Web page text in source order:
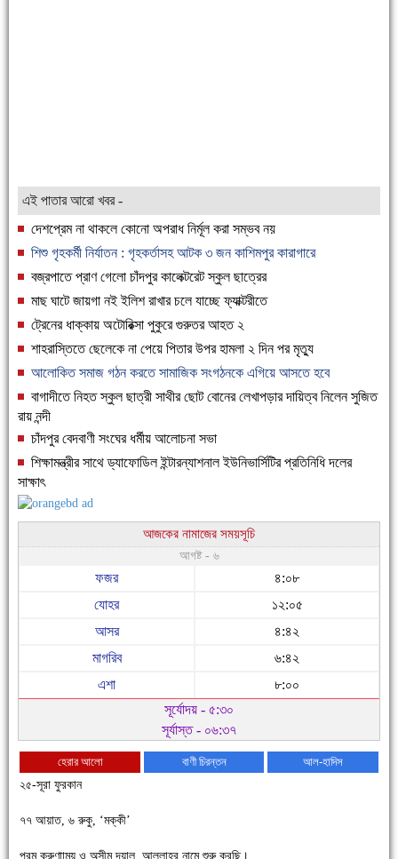
এই পাতার আরো খবর -
দেশপ্রেম না থাকলে কোনো অপরাধ নির্মূল করা সম্ভব নয়
শিশু গৃহকর্মী নির্যাতন : গৃহকর্তাসহ আটক ৩ জন কাশিমপুর কারাগারে
বজ্রপাতে প্রাণ গেলো চাঁদপুর কালেক্টরেট স্কুল ছাত্রের
মাছ ঘাটে জায়গা নই ইলিশ রাখার চলে যাচ্ছে ফ্যাক্টরীতে
ট্রেনের ধাক্কায় অটোরিক্সা পুকুরে গুরুতর আহত ২
শাহরাস্তিতে ছেলেকে না পেয়ে পিতার উপর হামলা ২ দিন পর মৃত্যু
আলোকিত সমাজ গঠন করতে সামাজিক সংগঠনকে এগিয়ে আসতে হবে
বাগাদীতে নিহত স্কুল ছাত্রী সাথীর ছোট বোনের লেখাপড়ার দায়িত্ব নিলেন সুজিত
রায় নন্দী
চাঁদপুর বেদবাণী সংঘের ধর্মীয় আলোচনা সভা
শিক্ষামন্ত্রীর সাথে ড্যাফোডিল ইন্টারন্যাশনাল ইউনিভার্সিটির প্রতিনিধি দলের
সাক্ষাৎ
আজকের নামাজের সময়সূচি
আগষ্ট - ৬
ফজর
৪:০৮
যোহর
১২:০৫
আসর
৪:৪২
মাগরিব
৬:৪২
এশা
৮:০০
সূর্যোদয় - ৫:৩০
সূর্যাস্ত - ০৬:৩৭
হেরার আলো বাণী চিরন্তন
আল-হাদিস
২৫-সূরা ফুরকান
৭৭ আয়াত, ৬ রুকু, ‘মক্কী’
পরম করুণাাময় ও অসীম দয়ালু আল্লাহর নামে শুরু করছি।